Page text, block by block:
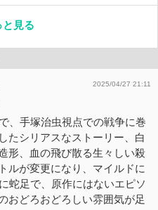
と見る
2025/04/27 21:11
、手塚治虫視点での戦争に巻
たシリアスなストーリー、白
形、血の飛び散る生々しい殺
ルが変更になり、マイルドに
蛇足で、原作にはないエピソ
おどろおどろしい雰囲気が足